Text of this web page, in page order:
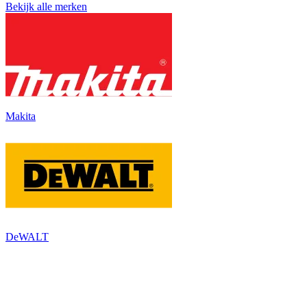
Bekijk alle merken
Makita
DeWALT